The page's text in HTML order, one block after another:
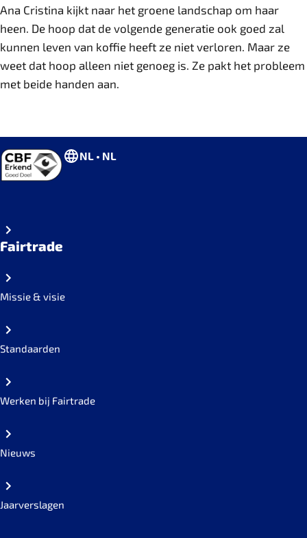
Ana Cristina kijkt naar het groene landschap om haar
heen. De hoop dat de volgende generatie ook goed zal
kunnen leven van koffie heeft ze niet verloren. Maar ze
weet dat hoop alleen niet genoeg is. Ze pakt het probleem
met beide handen aan.
NL • NL
Fairtrade
Missie & visie
Standaarden
Werken bij Fairtrade
Nieuws
Jaarverslagen